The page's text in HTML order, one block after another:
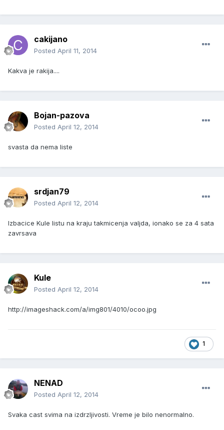
cakijano
Posted April 11, 2014
Kakva je rakija....
Bojan-pazova
Posted April 12, 2014
svasta da nema liste
srdjan79
Posted April 12, 2014
Izbacice Kule listu na kraju takmicenja valjda, ionako se za 4 sata
zavrsava
Kule
Posted April 12, 2014
http://imageshack.com/a/img801/4010/ocoo.jpg
1
NENAD
Posted April 12, 2014
Svaka cast svima na izdrzljivosti. Vreme je bilo nenormalno.